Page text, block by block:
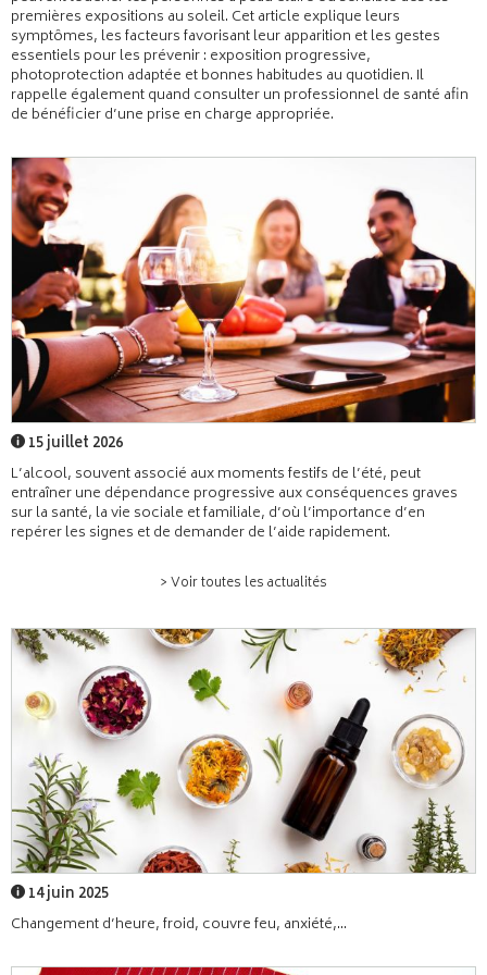
premières expositions au soleil. Cet article explique leurs
symptômes, les facteurs favorisant leur apparition et les gestes
essentiels pour les prévenir : exposition progressive,
photoprotection adaptée et bonnes habitudes au quotidien. Il
rappelle également quand consulter un professionnel de santé afin
de bénéficier d’une prise en charge appropriée.
15 juillet 2026
L’alcool, souvent associé aux moments festifs de l’été, peut
entraîner une dépendance progressive aux conséquences graves
sur la santé, la vie sociale et familiale, d’où l’importance d’en
repérer les signes et de demander de l’aide rapidement.
> Voir toutes les actualités
14 juin 2025
Changement d’heure, froid, couvre feu, anxiété,...